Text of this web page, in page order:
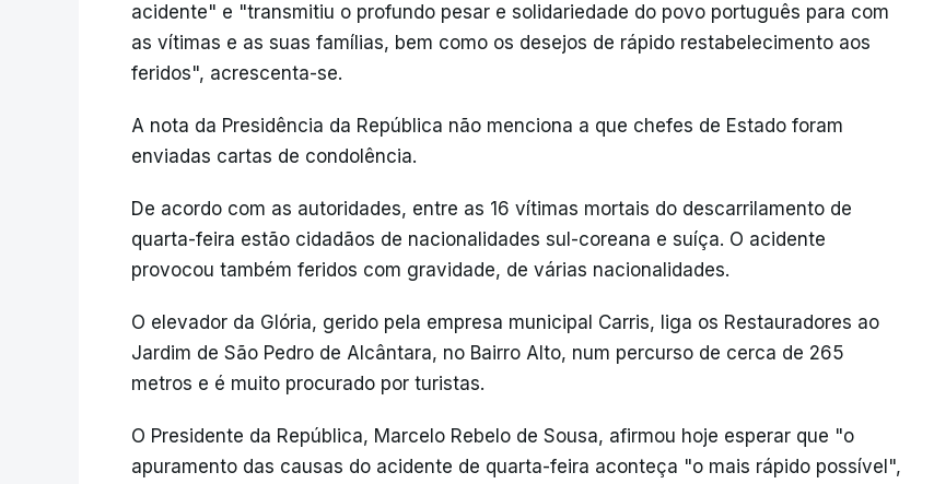
acidente" e "transmitiu o profundo pesar e solidariedade do povo português para com
as vítimas e as suas famílias, bem como os desejos de rápido restabelecimento aos
feridos", acrescenta-se.
A nota da Presidência da República não menciona a que chefes de Estado foram
enviadas cartas de condolência.
De acordo com as autoridades, entre as 16 vítimas mortais do descarrilamento de
quarta-feira estão cidadãos de nacionalidades sul-coreana e suíça. O acidente
provocou também feridos com gravidade, de várias nacionalidades.
O elevador da Glória, gerido pela empresa municipal Carris, liga os Restauradores ao
Jardim de São Pedro de Alcântara, no Bairro Alto, num percurso de cerca de 265
metros e é muito procurado por turistas.
O Presidente da República, Marcelo Rebelo de Sousa, afirmou hoje esperar que "o
apuramento das causas do acidente de quarta-feira aconteça "o mais rápido possível",